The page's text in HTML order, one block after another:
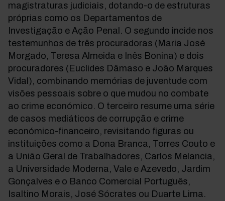
magistraturas judiciais, dotando-o de estruturas
próprias como os Departamentos de
Investigação e Ação Penal. O segundo incide nos
testemunhos de três procuradoras (Maria José
Morgado, Teresa Almeida e Inês Bonina) e dois
procuradores (Euclides Dâmaso e João Marques
Vidal), combinando memórias de juventude com
visões pessoais sobre o que mudou no combate
ao crime económico. O terceiro resume uma série
de casos mediáticos de corrupção e crime
económico-financeiro, revisitando figuras ou
instituições como a Dona Branca, Torres Couto e
a União Geral de Trabalhadores, Carlos Melancia,
a Universidade Moderna, Vale e Azevedo, Jardim
Gonçalves e o Banco Comercial Português,
Isaltino Morais, José Sócrates ou Duarte Lima.